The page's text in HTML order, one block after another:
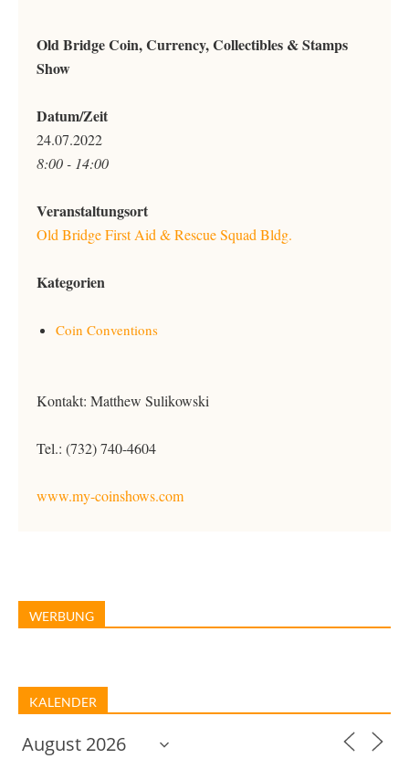
Old Bridge Coin, Currency, Collectibles & Stamps
Show
Datum/Zeit
24.07.2022
8:00 - 14:00
Veranstaltungsort
Old Bridge First Aid & Rescue Squad Bldg.
Kategorien
Coin Conventions
Kontakt: Matthew Sulikowski
Tel.: (732) 740-4604
www.my-coinshows.com
WERBUNG
KALENDER